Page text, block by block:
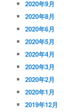
2020年9月
2020年8月
2020年6月
2020年5月
2020年4月
2020年3月
2020年2月
2020年1月
2019年12月